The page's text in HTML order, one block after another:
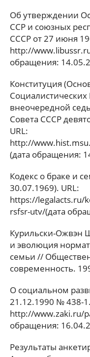
Об утверждении
ССР и союзных
СССР от 27 июня
http://
обращения:
Конституция
внеочередной
Совета СССР
URL:
http://
(дата обращения:
Кодекс о браке и
30.07.1969). URL:
https://legalacts.ru/
rsfsr-utv/(дата
Курильски-Ожвэн
и эволюция
семьи //
современность.
О социальном
21.12.1990 № 438-
http://www.zaki.ru/
обращения:
Результаты